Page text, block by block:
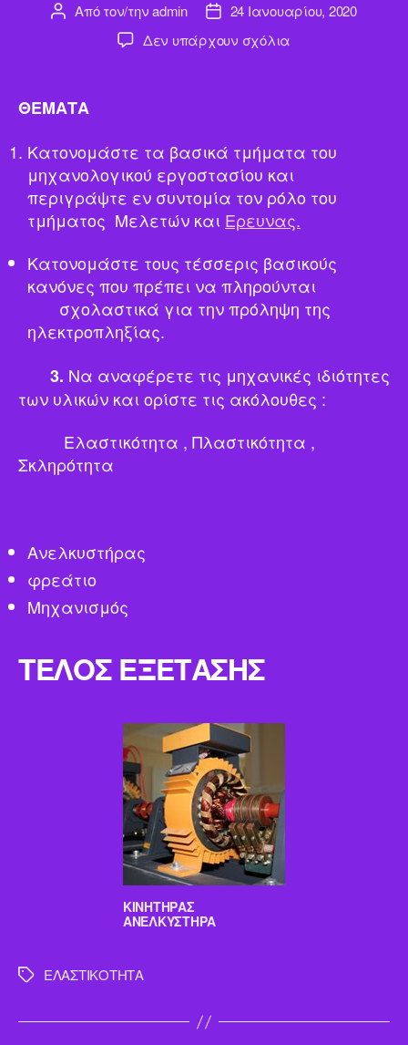
Συντάκτης
Από τον/τηνadmin
Ημ.
δημοσίευσης
24 Ιανουαρίου, 2020
Δεν υπάρχουν σχόλια
ΘΕΜΑΤΑ
Κατονομάστε τα βασικά τμήματα του
μηχανολογικού εργοστασίου και
περιγράψτε εν συντομία τον ρόλο του
τμήματος Μελετών και Ερευνας.
Κατονομάστε τους τέσσερις βασικούς
κανόνες που πρέπει να πληρούνται
σχολαστικά για την πρόληψη της
ηλεκτροπληξίας.
3. Να αναφέρετε τις μηχανικές ιδιότητες
των υλικών και ορίστε τις ακόλουθες :
Ελαστικότητα , Πλαστικότητα ,
Σκληρότητα
Ανελκυστήρας
φρεάτιο
Μηχανισμός
ΤΕΛΟΣ ΕΞΕΤΑΣΗΣ
ΚΙΝΗΤΗΡΑΣ
ΑΝΕΛΚΥΣΤΗΡΑ
ΕτικέτεςΕΛΑΣΤΙΚΟΤΗΤΑ